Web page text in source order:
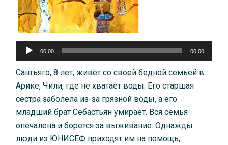
Аудиоплеер
00:00 00:00
Сантьяго, 8 лет, живёт со своей бедной семьёй в
Арике, Чили, где не хватает воды. Его старшая
сестра заболела из-за грязной воды, а его
младший брат Себастьян умирает. Вся семья
опечалена и борется за выживание. Однажды
люди из ЮНИСЕФ приходят им на помощь,